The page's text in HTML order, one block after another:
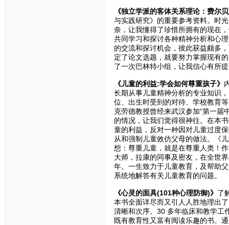
《独立学派的客体关系理论：费尔
与实践研究》的重要参考资料。时
奈，让我懂得了珍惜所拥有的现在
共同学习和探讨各种精神分析和心
的交流和探讨机会，彼此获益颇多
定了论文选题，就要努力掌握现有
了一次巴林特小组，让我信心有所
《儿童的利益:学会如何尊重孩子》
长期从事儿童精神分析的专业知识
位、出生时受到的对待、学校教育
克劳德教授曾经来武汉参加“第一届
的情况，让我们觉得很神往。在本
童的利益，反对一种因对儿童过度
从和强制儿童效仿父母的做法。《
想：尊重儿童，就是在尊重人类！
大师，拉康的同事及密友，在全世
年。一生致力于儿童教育，及帮助
系统地解答有关儿童教育的问题。
《心灵的面具(101种心理防御)》 了
本书全面详尽而又引人人胜地理
清晰和次序。30 多年临床和教学工
既有教育性又富有阅读乐趣的书。